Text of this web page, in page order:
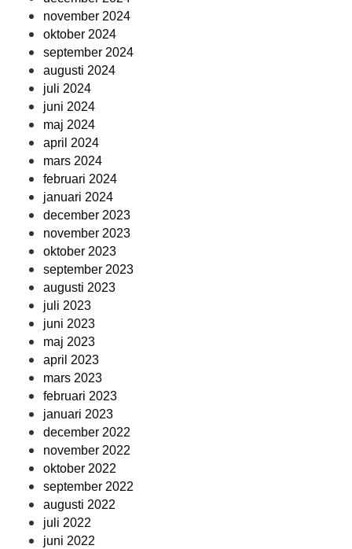
november 2024
oktober 2024
september 2024
augusti 2024
juli 2024
juni 2024
maj 2024
april 2024
mars 2024
februari 2024
januari 2024
december 2023
november 2023
oktober 2023
september 2023
augusti 2023
juli 2023
juni 2023
maj 2023
april 2023
mars 2023
februari 2023
januari 2023
december 2022
november 2022
oktober 2022
september 2022
augusti 2022
juli 2022
juni 2022